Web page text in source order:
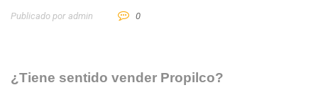
Publicado por Admin 0
¿Tiene sentido vender Propilco?